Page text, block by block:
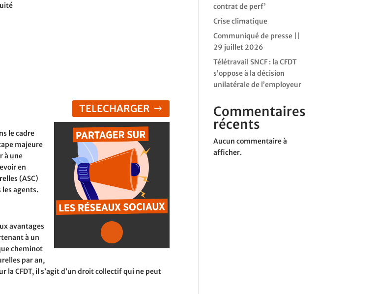
TELECHARGER
le cadre
majeure
à une
en
(ASC)
les agents.
avantages
à un
cheminot
par an,
CFDT, il s’agit d’un droit collectif qui ne peut
contrat de perf’
Crise climatique
Communiqué de presse ||
29 juillet 2026
Télétravail SNCF : la CFDT
s’oppose à la décision
unilatérale de l’employeur
Commentaires
récents
Aucun commentaire à
afficher.